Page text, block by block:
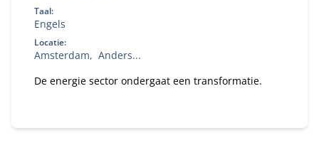
Taal:
Engels
Locatie:
Amsterdam
Anders...
De energie sector ondergaat een transformatie.